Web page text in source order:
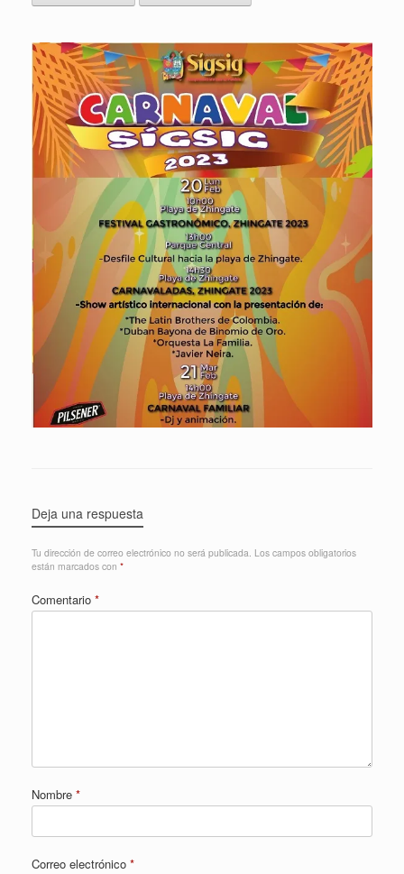
Deja una respuesta
Tu dirección de correo electrónico no será publicada. Los campos obligatorios
están marcados con *
Comentario *
Nombre *
Correo electrónico *